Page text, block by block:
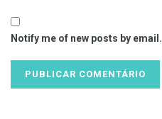
Notify me of new posts by email.